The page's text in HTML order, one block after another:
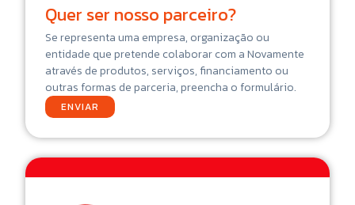
Quer ser nosso parceiro?
Se representa uma empresa, organização ou
entidade que pretende colaborar com a Novamente
através de produtos, serviços, financiamento ou
outras formas de parceria, preencha o formulário.
ENVIAR